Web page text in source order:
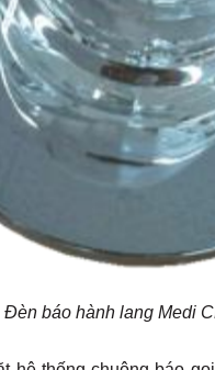
Đèn báo hành lang Medi